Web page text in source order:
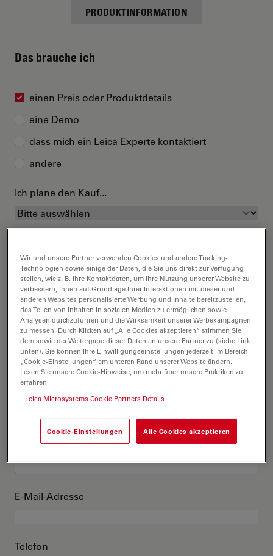
PRODUKTINFORMATION
Das brauche ich
einen Preis oder Produktdetails
eine Demo
dass mich ein Leica Experte kontaktiert
andere
Ich plane den Kauf...
Das bin ich
Akademischer Grad
Vorname
Nachname
E-Mail-Adresse
Telefon
Wir und unsere Partner verwenden Cookies und andere Tracking-
Technologien sowie einige der Daten, die Sie uns direkt zur Verfügung
stellen, wie z. B. Ihre Kontaktdaten, um Ihre Nutzung unserer Website zu
verbessern, Ihnen auf Grundlage Ihrer Interaktionen mit dieser und
anderen Websites personalisierte Werbung und Inhalte bereitzustellen,
das Teilen von Inhalten in sozialen Medien zu ermöglichen sowie
Analysen durchzuführen und die Wirksamkeit unserer Werbekampagnen
zu messen. Durch Klicken auf „Alle Cookies akzeptieren“ stimmen Sie
dem sowie der Weitergabe dieser Daten an unsere Partner zu (siehe Link
unten). Sie können Ihre Einwilligungseinstellungen jederzeit im Bereich
„Cookie-Einstellungen“ am unteren Rand unserer Website ändern.
Lesen Sie unsere Cookie-Hinweise, um mehr über unsere Praktiken zu
erfahren
Leica Microsystems Cookie Partners Details
Cookie-Einstellungen Alle Cookies akzeptieren